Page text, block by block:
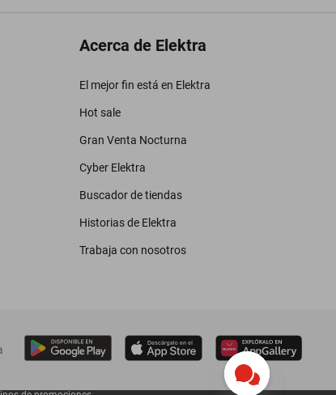
Acerca de Elektra
El mejor fin está en Elektra
Hot sale
Gran Venta Nocturna
Cyber Elektra
Buscador de tiendas
Historias de Elektra
Trabaja con nosotros